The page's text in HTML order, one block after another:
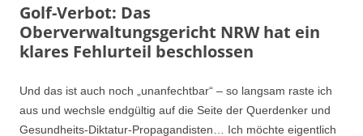
Golf-Verbot: Das
Oberverwaltungsgericht NRW hat ein
klares Fehlurteil beschlossen
Und das ist auch noch „unanfechtbar“ – so langsam raste ich
aus und wechsle endgültig auf die Seite der Querdenker und
Gesundheits-Diktatur-Propagandisten… Ich möchte eigentlich